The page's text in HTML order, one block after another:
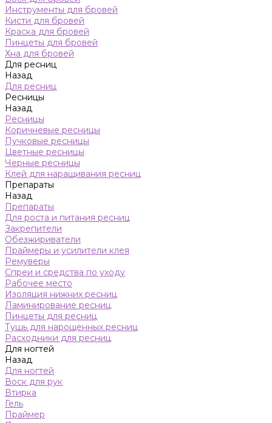
Инструменты для бровей
Кисти для бровей
Краска для бровей
Пинцеты для бровей
Хна для бровей
Для ресниц
Назад
Для ресниц
Ресницы
Назад
Ресницы
Коричневые ресницы
Пучковые ресницы
Цветные ресницы
Черные ресницы
Клей для наращивания ресниц
Препараты
Назад
Препараты
Для роста и питания ресниц
Закрепители
Обезжириватели
Праймеры и усилители клея
Ремуверы
Спреи и средства по уходу
Рабочее место
Изоляция нижних ресниц
Ламинирование ресниц
Пинцеты для ресниц
Тушь для нарощенных ресниц
Расходники для ресниц
Для ногтей
Назад
Для ногтей
Воск для рук
Втирка
Гель
Праймер